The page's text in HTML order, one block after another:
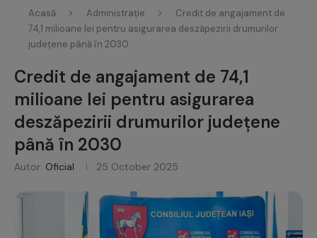
Acasă Administrație
Credit de angajament de
74,1 milioane lei pentru asigurarea deszăpezirii drumurilor
județene până în 2030
Credit de angajament de 74,1
milioane lei pentru asigurarea
deszăpezirii drumurilor județene
până în 2030
Autor: Oficial 25 October 2025